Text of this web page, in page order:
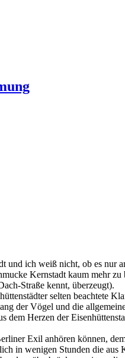
und ich weiß nicht, ob es
Kernstadt kaum mehr
Straße kennt, überzeugt).
selten beachtete
der Vögel und die
dem Herzen der
Exil anhören können,
in wenigen Stunden die aus